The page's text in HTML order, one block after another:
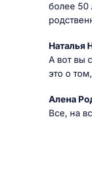
более 50
Наталья
А вот вы
это о
Алена
Все, на